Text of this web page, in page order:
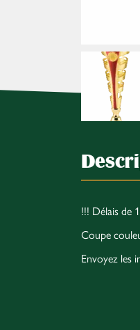
!!! Délais de
Coupe
Envoyez les